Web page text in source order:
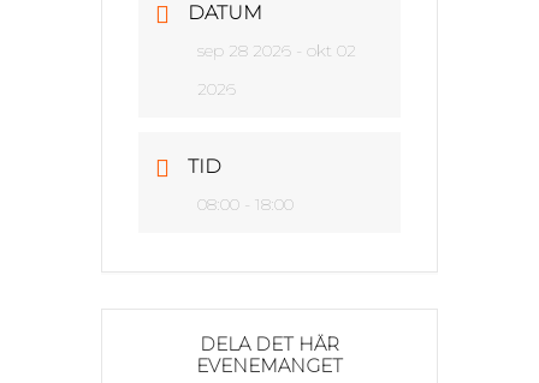
DATUM
sep 28 2026 - okt 02
2026
TID
08:00 - 18:00
DELA DET HÄR
EVENEMANGET